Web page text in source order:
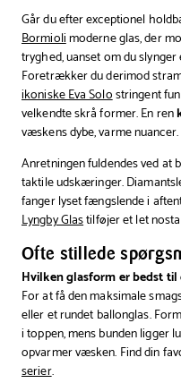
Går du efter exceptionel
Bormiolimoderne glas, der
tryghed, uanset om du
Foretrækker du derimod
ikoniske Eva Solostringent
velkendte skrå former. En ren
væskens dybe, varme nuancer.
Anretningen fuldendes ved at
taktile udskæringer.
fanger lyset fængslende i
Lyngby Glastilføjer et let
Ofte stillede
Hvilken glasform er bedst til
For at få den maksimale
eller et rundet ballonglas.
i toppen, mens bunden ligger
opvarmer væsken. Find din
serier.